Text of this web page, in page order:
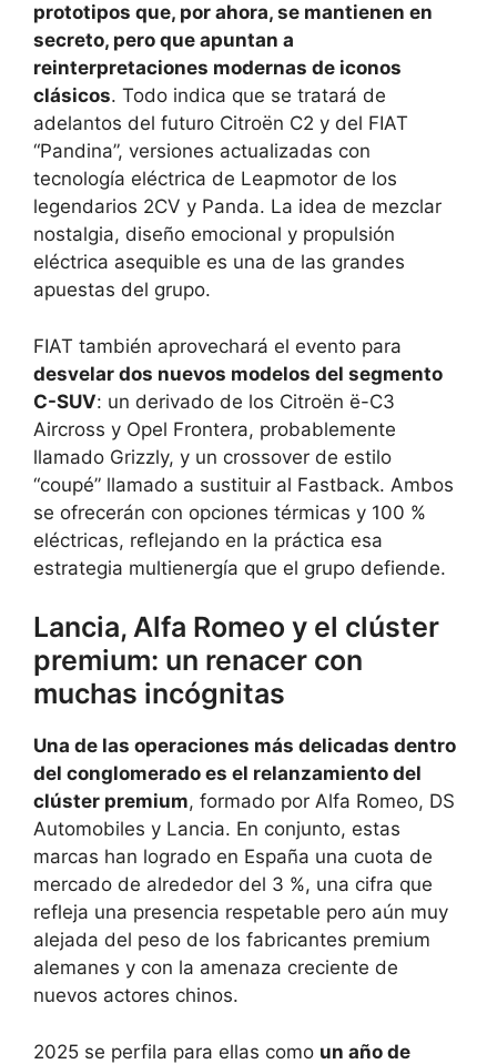
prototipos que, por ahora, se mantienen en
secreto, pero que apuntan a
reinterpretaciones modernas de iconos
clásicos. Todo indica que se tratará de
adelantos del futuro Citroën C2 y del FIAT
“Pandina”, versiones actualizadas con
tecnología eléctrica de Leapmotor de los
legendarios 2CV y Panda. La idea de mezclar
nostalgia, diseño emocional y propulsión
eléctrica asequible es una de las grandes
apuestas del grupo.
FIAT también aprovechará el evento para
desvelar dos nuevos modelos del segmento
C-SUV: un derivado de los Citroën ë-C3
Aircross y Opel Frontera, probablemente
llamado Grizzly, y un crossover de estilo
“coupé” llamado a sustituir al Fastback. Ambos
se ofrecerán con opciones térmicas y 100 %
eléctricas, reflejando en la práctica esa
estrategia multienergía que el grupo defiende.
Lancia, Alfa Romeo y el clúster
premium: un renacer con
muchas incógnitas
Una de las operaciones más delicadas dentro
del conglomerado es el relanzamiento del
clúster premium, formado por Alfa Romeo, DS
Automobiles y Lancia. En conjunto, estas
marcas han logrado en España una cuota de
mercado de alrededor del 3 %, una cifra que
refleja una presencia respetable pero aún muy
alejada del peso de los fabricantes premium
alemanes y con la amenaza creciente de
nuevos actores chinos.
2025 se perfila para ellas como un año de